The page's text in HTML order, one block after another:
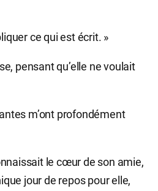
ce qui est écrit. »
pensant qu’elle ne voulait
m’ont profondément
le cœur de son amie,
jour de repos pour elle,